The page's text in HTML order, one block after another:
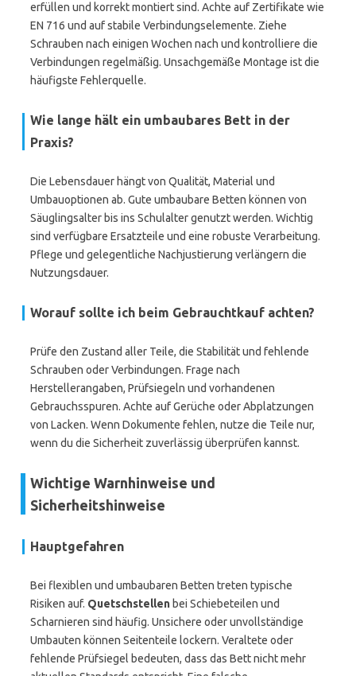
erfüllen und korrekt montiert sind. Achte auf Zertifikate wie
EN 716 und auf stabile Verbindungselemente. Ziehe
Schrauben nach einigen Wochen nach und kontrolliere die
Verbindungen regelmäßig. Unsachgemäße Montage ist die
häufigste Fehlerquelle.
Wie lange hält ein umbaubares Bett in der
Praxis?
Die Lebensdauer hängt von Qualität, Material und
Umbauoptionen ab. Gute umbaubare Betten können von
Säuglingsalter bis ins Schulalter genutzt werden. Wichtig
sind verfügbare Ersatzteile und eine robuste Verarbeitung.
Pflege und gelegentliche Nachjustierung verlängern die
Nutzungsdauer.
Worauf sollte ich beim Gebrauchtkauf achten?
Prüfe den Zustand aller Teile, die Stabilität und fehlende
Schrauben oder Verbindungen. Frage nach
Herstellerangaben, Prüfsiegeln und vorhandenen
Gebrauchsspuren. Achte auf Gerüche oder Abplatzungen
von Lacken. Wenn Dokumente fehlen, nutze die Teile nur,
wenn du die Sicherheit zuverlässig überprüfen kannst.
Wichtige Warnhinweise und
Sicherheitshinweise
Hauptgefahren
Bei flexiblen und umbaubaren Betten treten typische
Risiken auf. Quetschstellen bei Schiebeteilen und
Scharnieren sind häufig. Unsichere oder unvollständige
Umbauten können Seitenteile lockern. Veraltete oder
fehlende Prüfsiegel bedeuten, dass das Bett nicht mehr